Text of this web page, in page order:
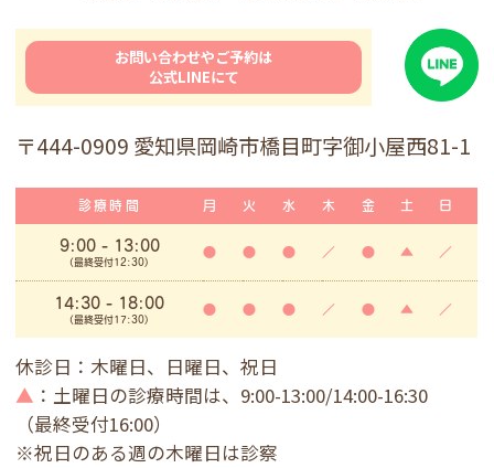
お問い合わせやご予約は
公式LINEにて
〒444-0909 愛知県岡崎市橋目町字御小屋西81-1
診療時間 月 火 水 木 金 土 日
9:00- 13:00
(最終受付12:30)
● ● ● ／ ● ▲ ／
14:30 - 18:00
(最終受付17:30)
● ● ● ／ ● ▲ ／
休診日：木曜日、日曜日、祝日
▲ ：土曜日の診療時間は、9:00-13:00/14:00-16:30
（最終受付16:00）
※祝日のある週の木曜日は診察